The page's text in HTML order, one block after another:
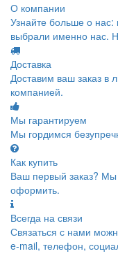
О компании
Узнайте больше о
выбрали именно нас.
Доставка
Доставим ваш заказ в
компанией.
Мы гарантируем
Мы гордимся
Как купить
Ваш первый заказ? Мы
оформить.
Всегда на связи
Связаться с нами
e-mail, телефон,